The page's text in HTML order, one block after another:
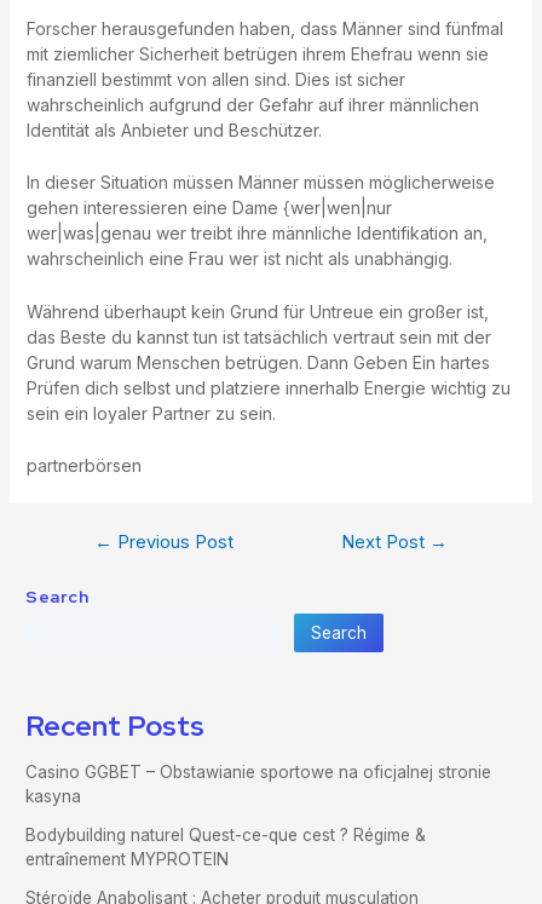
Forscher herausgefunden haben, dass Männer sind fünfmal
mit ziemlicher Sicherheit betrügen ihrem Ehefrau wenn sie
finanziell bestimmt von allen sind. Dies ist sicher
wahrscheinlich aufgrund der Gefahr auf ihrer männlichen
Identität als Anbieter und Beschützer.
In dieser Situation müssen Männer müssen möglicherweise
gehen interessieren eine Dame {wer|wen|nur
wer|was|genau wer treibt ihre männliche Identifikation an,
wahrscheinlich eine Frau wer ist nicht als unabhängig.
Während überhaupt kein Grund für Untreue ein großer ist,
das Beste du kannst tun ist tatsächlich vertraut sein mit der
Grund warum Menschen betrügen. Dann Geben Ein hartes
Prüfen dich selbst und platziere innerhalb Energie wichtig zu
sein ein loyaler Partner zu sein.
partnerbörsen
← Previous Post Next Post →
Search
Search
Recent Posts
Casino GGBET – Obstawianie sportowe na oficjalnej stronie
kasyna
Bodybuilding naturel Quest-ce-que cest ? Régime &
entraînement MYPROTEIN
Stéroïde Anabolisant : Acheter produit musculation